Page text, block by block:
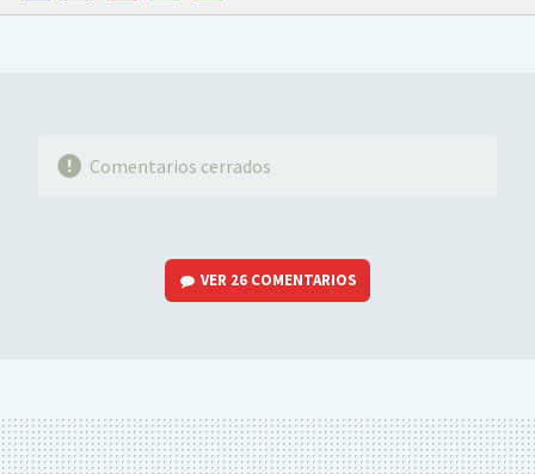
FACEBOOKTWITTERFLIPBOARD
E-
WHATSAPP
Comentarios cerrados
VER 26 COMENTARIOS